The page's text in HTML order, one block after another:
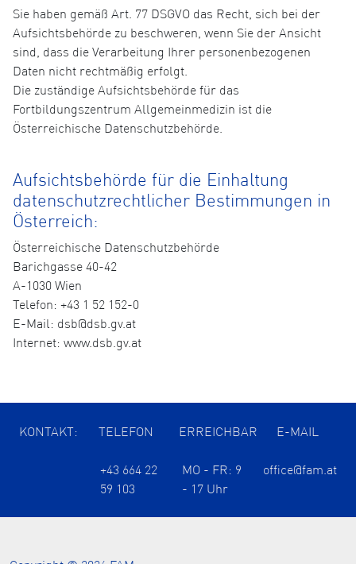
Sie haben gemäß Art. 77 DSGVO das Recht, sich bei der
Aufsichtsbehörde zu beschweren, wenn Sie der Ansicht
sind, dass die Verarbeitung Ihrer personenbezogenen
Daten nicht rechtmäßig erfolgt.
Die zuständige Aufsichtsbehörde für das
Fortbildungszentrum Allgemeinmedizin ist die
Österreichische Datenschutzbehörde.
Aufsichtsbehörde für die Einhaltung
datenschutzrechtlicher Bestimmungen in
Österreich:
Österreichische Datenschutzbehörde
Barichgasse 40-42
A-1030 Wien
Telefon: +43 1 52 152-0
E-Mail: dsb@dsb.gv.at
Internet: www.dsb.gv.at
KONTAKT: TELEFON ERREICHBAR E-MAIL
+43 664 22
59 103
MO - FR: 9
- 17 Uhr
office@fam.at